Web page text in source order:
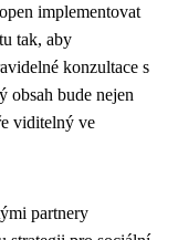
implementovat
tak, aby
konzultace s
obsah bude nejen
viditelný ve
partnery